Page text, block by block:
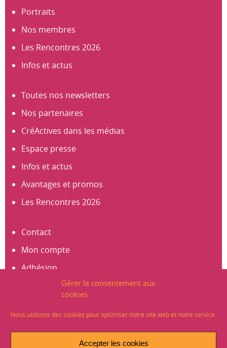
Gérer le consentement aux
cookies
Nous utilisons des cookies pour optimiser notre site web et notre service.
Accepter les cookies
Portraits
Nos membres
Les Rencontres 2026
Infos et actus
Toutes nos newsletters
Nos partenaires
CréActives dans les médias
Espace presse
Infos et actus
Avantages et promos
Les Rencontres 2026
Contact
Mon compte
Adhésion
S’abonner à la newsletter
Mentions légales